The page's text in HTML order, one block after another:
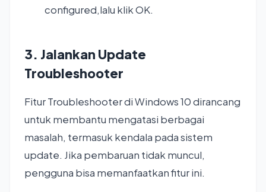
configured,lalu klik OK.
3. Jalankan Update
Troubleshooter
Fitur Troubleshooter di Windows 10 dirancang
untuk membantu mengatasi berbagai
masalah, termasuk kendala pada sistem
update. Jika pembaruan tidak muncul,
pengguna bisa memanfaatkan fitur ini.